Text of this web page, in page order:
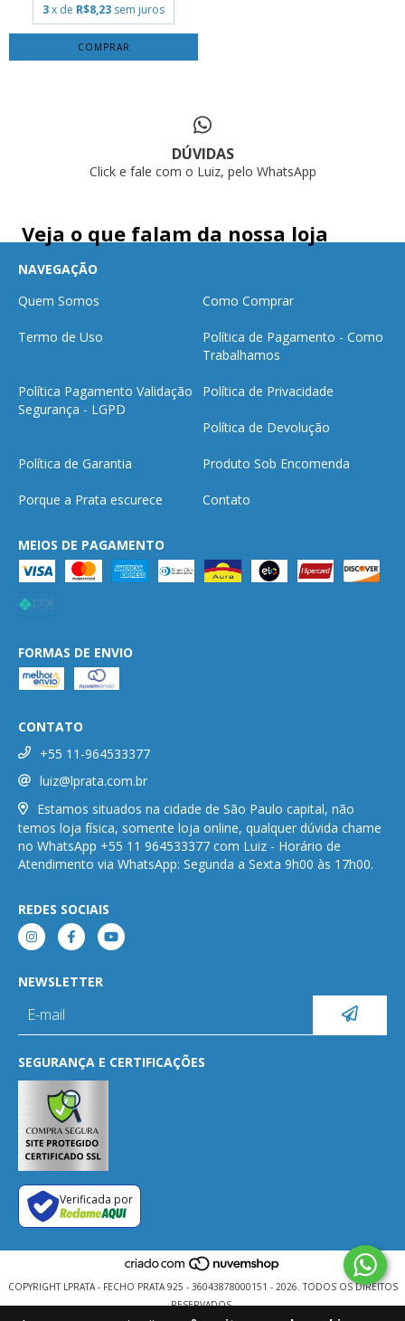
3x de R$8,23 sem juros
DÚVIDAS
Click e fale com o Luiz, pelo WhatsApp
Veja o que falam da nossa loja
NAVEGAÇÃO
Quem Somos
Como Comprar
Termo de Uso
Política de Pagamento - Como
Trabalhamos
Política Pagamento Validação
Segurança - LGPD
Política de Privacidade
Política de Devolução
Política de Garantia Produto Sob Encomenda
Porque a Prata escurece Contato
MEIOS DE PAGAMENTO
FORMAS DE ENVIO
CONTATO
+55 11-964533377
luiz@lprata.com.br
Estamos situados na cidade de São Paulo capital, não
temos loja física, somente loja online, qualquer dúvida chame
no WhatsApp +55 11 964533377 com Luiz - Horário de
Atendimento via WhatsApp: Segunda a Sexta 9h00 às 17h00.
REDES SOCIAIS
NEWSLETTER
SEGURANÇA E CERTIFICAÇÕES
Verificada por
COPYRIGHT LPRATA - FECHO PRATA 925 - 36043878000151 - 2026. TODOS OS DIREITOS
RESERVADOS.